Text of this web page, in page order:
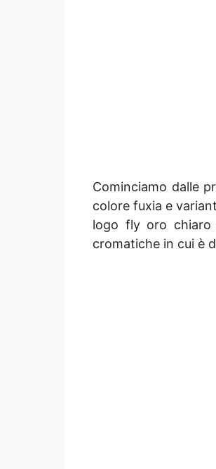
Cominciamo dalle
colore fuxia e
logo fly oro chiaro
cromatiche in cui è